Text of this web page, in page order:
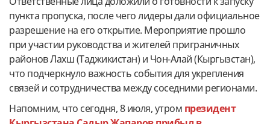
пункта пропуска, после чего лидеры дали официальное
разрешение на его открытие. Мероприятие прошло
при участии руководства и жителей приграничных
районов Лахш (Таджикистан) и Чон-Алай (Кыргызстан),
что подчеркнуло важность события для укрепления
связей и сотрудничества между соседними регионами.
Напомним, что сегодня, 8 июля, утром президент